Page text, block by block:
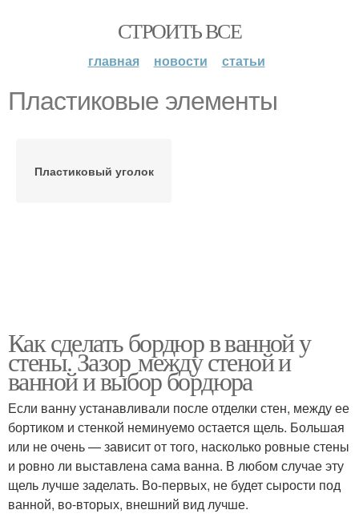
СТРОИТЬ ВСЕ
главная новости статьи
Пластиковые элементы
Пластиковый уголок
Как сделать бордюр в ванной у
стены. Зазор между стеной и
ванной и выбор бордюра
Если ванну устанавливали после отделки стен, между ее
бортиком и стенкой неминуемо остается щель. Большая
или не очень — зависит от того, насколько ровные стены
и ровно ли выставлена сама ванна. В любом случае эту
щель лучше заделать. Во-первых, не будет сырости под
ванной, во-вторых, внешний вид лучше.